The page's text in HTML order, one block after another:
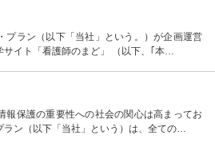
プラン（以下「当社」という。）が企画運営
サイト「看護師のまど」 （以下、｢本…
報保護の重要性への社会の関心は高まってお
ラン（以下「当社」という）は、全ての…